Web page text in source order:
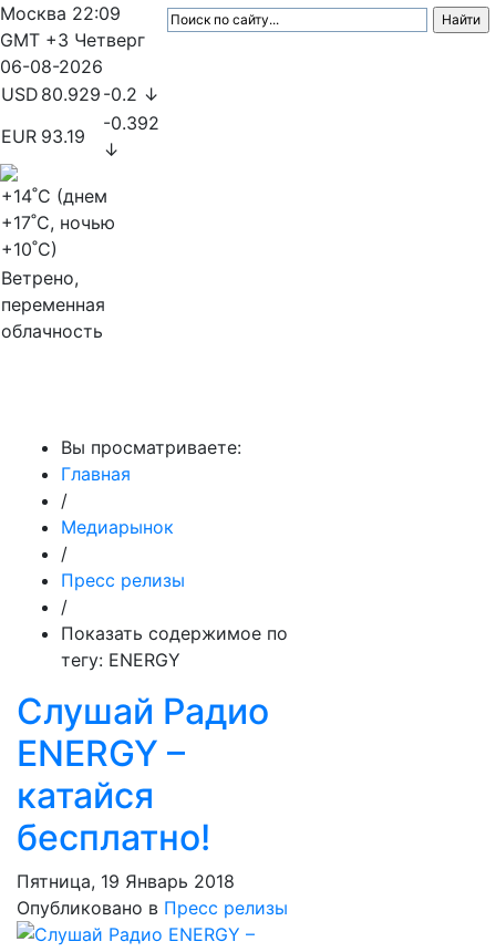
Москва 22:09
GMT +3 Четверг
06-08-2026
USD 80.929 -0.2 ↓
EUR 93.19
-0.392
↓
+14˚C (днем
+17˚C, ночью
+10˚C)
Ветрено,
переменная
облачность
Вы просматриваете:
Главная
/
Медиарынок
/
Пресс релизы
/
Показать содержимое по
тегу: ENERGY
Слушай Радио
ENERGY –
катайся
бесплатно!
Пятница, 19 Январь 2018
Опубликовано в Пресс релизы